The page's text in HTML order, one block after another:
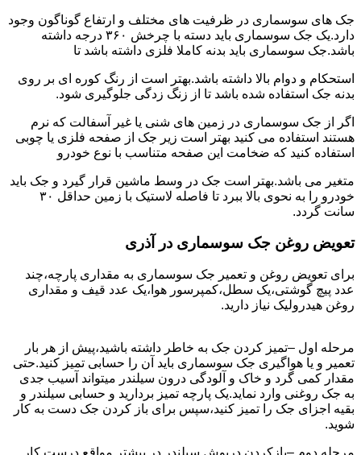
جک های سوسماری در ظرفیت های مختلف و ارتفاع گوناگون وجود
دارد.یک جک سوسماری باید دسته با چرخش ۳۶۰ درجه داشته
باشد.جک سوسماری باید بدنه کاملا فلزی داشته باشد تا
استحکام و دوام بالا داشته باشد.بهتر است از رنگ کوره ای بر روی
بدنه جک استفاده شده باشد تا از زنگ زدگی جلوگیری شود.
اگر از جک سوسماری در زمین های شنی یا غیر آسفالت که نرم
هستند استفاده می کنید بهتر است زیر جک از صفحه فلزی یا چوبی
استفاده کنید که ضخامت این صفحه متناسب با نوع خودرو
متغیر می باشد.بهتر است جک در وسط ماشین قرار گیرد و جک باید
خودرو را به نحوی بالا ببرد تا فاصله لاستیک با زمین حداقل ۳۰
سانت گردد.
تعویض روغن جک سوسماری در آذری
برای تعویض روغن و تعمیر جک سوسماری به مقداری پارچه،چند
عدد پیچ گوشتی،یک سطل،کمپرسور هوا،یک عدد قیف و مقداری
روغن هیدرولیک نیاز دارید.
مرحله اول –تمیز کردن جک به خاطر داشته باشید،پیش از هر بار
تعمیر و یا هواگیری جک سوسماری باید آن را حسابی تمیز کنید.حتی
مقدار کمی گرد و خاک و آلودگی درون سیلندر میتواند آسیب جدی
به جک روغنی وارد نماید.یک پارچه تمیز بردارید و حسابی سیلندر و
بقیه اجزای جک را تمیز کنید،سپس برای باز کردن جک دست به کار
شوید.